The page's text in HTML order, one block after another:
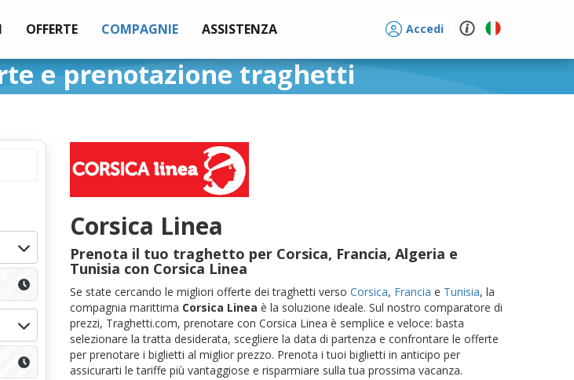
OFFERTE COMPAGNIE ASSISTENZA Accedi
e prenotazione traghetti
Corsica Linea
Prenota il tuo traghetto per Corsica, Francia, Algeria e
Tunisia con Corsica Linea
Se state cercando le migliori offerte dei traghetti verso Corsica, Francia e Tunisia, la
compagnia marittima Corsica Linea è la soluzione ideale. Sul nostro comparatore di
prezzi, Traghetti.com, prenotare con Corsica Linea è semplice e veloce: basta
selezionare la tratta desiderata, scegliere la data di partenza e confrontare le offerte
per prenotare i biglietti al miglior prezzo. Prenota i tuoi biglietti in anticipo per
assicurarti le tariffe più vantaggiose e risparmiare sulla tua prossima vacanza.